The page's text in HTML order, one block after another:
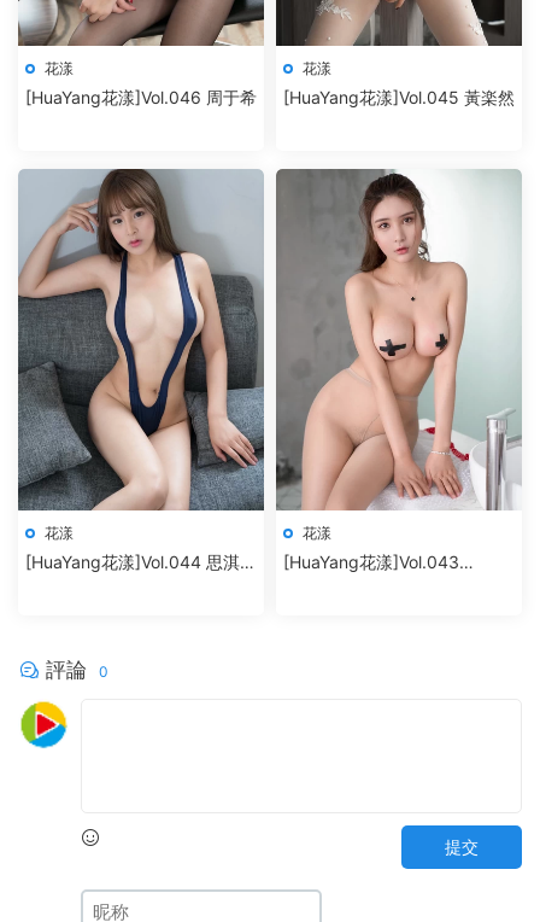
花漾
[HuaYang花漾]Vol.046 周于希
花漾
[HuaYang花漾]Vol.045 黃楽然
花漾
[HuaYang花漾]Vol.044 思淇
花漾
[HuaYang花漾]Vol.043
評論 0
提交